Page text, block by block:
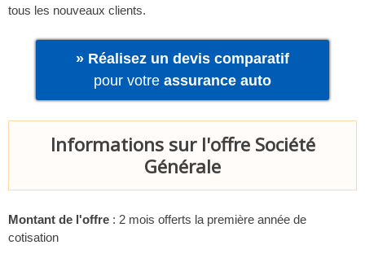
tous les nouveaux clients.
» Réalisez un devis comparatif
pour votre assurance auto
Informations sur l'offre Société
Générale
Montant de l'offre : 2 mois offerts la première année de
cotisation